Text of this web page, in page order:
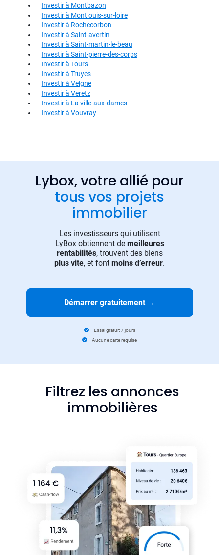
Investir à Montbazon
Investir à Montlouis-sur-loire
Investir à Rochecorbon
Investir à Saint-avertin
Investir à Saint-martin-le-beau
Investir à Saint-pierre-des-corps
Investir à Tours
Investir à Truyes
Investir à Veigne
Investir à Veretz
Investir à La ville-aux-dames
Investir à Vouvray
Lybox, votre allié pour
tous vos projets
immobilier
Les investisseurs qui utilisent
LyBox obtiennent de meilleures
rentabilités, trouvent des biens
plus vite, et font moins d’erreur.
Démarrer gratuitement →
Essai gratuit 7 jours
Aucune carte requise
Filtrez les annonces
immobilières